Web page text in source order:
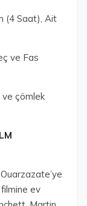
(4 Saat), Ait
ve Fas
ve çömlek
ev